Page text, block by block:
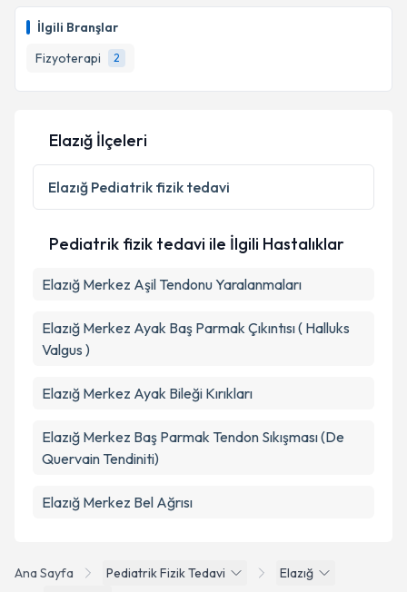
İlgili Branşlar
Fizyoterapi
2
Ana Sayfa Pediatrik Fizik Tedavi
Elazığ
Elazığ İlçeleri
Elazığ Pediatrik fizik tedavi
Pediatrik fizik tedavi ile İlgili Hastalıklar
Elazığ Merkez Aşil Tendonu Yaralanmaları
Elazığ Merkez Ayak Baş Parmak Çıkıntısı ( Halluks
Valgus )
Elazığ Merkez Ayak Bileği Kırıkları
Elazığ Merkez Baş Parmak Tendon Sıkışması (De
Quervain Tendiniti)
Elazığ Merkez Bel Ağrısı